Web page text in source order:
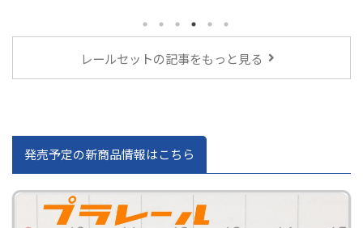
レールセットの記事をもっと見る
発売予定の新商品情報はこちら